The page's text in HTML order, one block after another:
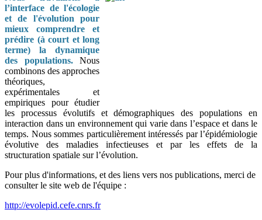
l’interface de l'écologie
et de l'évolution pour
mieux comprendre et
prédire (à court et long
terme) la dynamique
des populations.Nous
combinons des approches
théoriques,
expérimentales et
empiriques pour étudier
les processus évolutifs et démographiques des populations en
interaction dans un environnement qui varie dans l’espace et dans le
temps. Nous sommes particulièrement intéressés par l’épidémiologie
évolutive des maladies infectieuses et par les effets de la
structuration spatiale sur l’évolution.
Pour plus d'informations, et des liens vers nos publications, merci de
consulter le site web de l'équipe :
http://evolepid.cefe.cnrs.fr